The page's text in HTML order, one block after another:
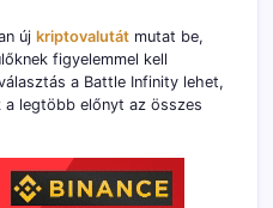
új kriptovalutát mutat be,
figyelemmel kell
a Battle Infinity lehet,
a legtöbb előnyt az összes